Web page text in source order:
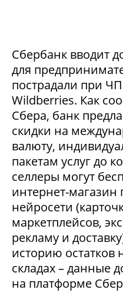
Сбербанк вводит
для
пострадали при
Wildberries. Как
Сбера, банк
скидки на
валюту,
пакетам услуг до
селлеры могут
интернет-
нейросети
маркетплейсов,
рекламу и
историю остатков
складах – данные
на платформе